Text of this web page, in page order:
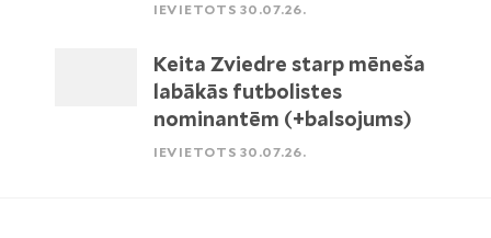
IEVIETOTS 30.07.26.
Keita Zviedre starp mēneša
labākās futbolistes
nominantēm (+balsojums)
IEVIETOTS 30.07.26.